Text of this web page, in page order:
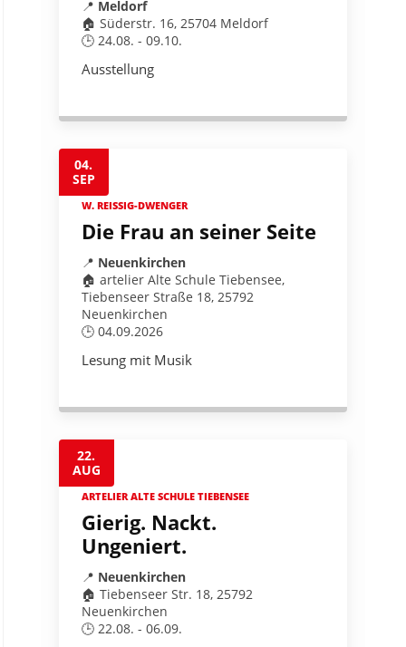
📍 Meldorf
🏠 Süderstr. 16, 25704 Meldorf
🕒 24.08. - 09.10.
Ausstellung
04.
SEP
W. REISSIG-DWENGER
Die Frau an seiner Seite
📍 Neuenkirchen
🏠 artelier Alte Schule Tiebensee,
Tiebenseer Straße 18, 25792
Neuenkirchen
🕒 04.09.2026
Lesung mit Musik
22.
AUG
ARTELIER ALTE SCHULE TIEBENSEE
Gierig. Nackt.
Ungeniert.
📍 Neuenkirchen
🏠 Tiebenseer Str. 18, 25792
Neuenkirchen
🕒 22.08. - 06.09.